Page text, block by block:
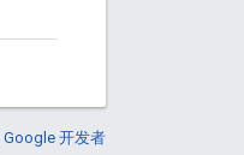
Google 开发者